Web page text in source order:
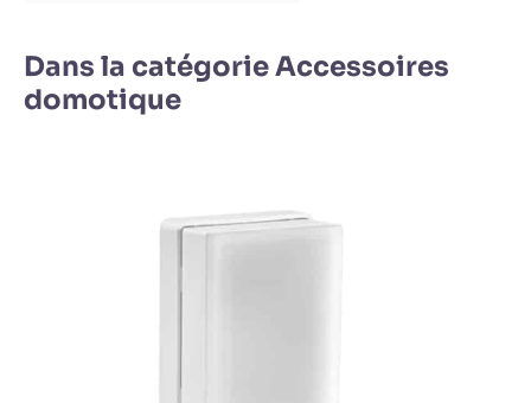
Dans la catégorie Accessoires
domotique